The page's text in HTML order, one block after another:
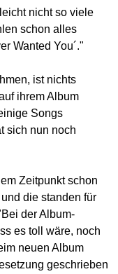
nicht so viele
schon alles
Wanted You´."
ist nichts
ihrem Album
Songs
sich nun noch
Zeitpunkt schon
die standen für
der Album-
es toll wäre, noch
neuen Album
geschrieben